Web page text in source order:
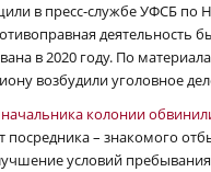
в пресс-службе УФСБ по
деятельность
в 2020 году. По
возбудили уголовное
колонии
посредника – знакомого
условий